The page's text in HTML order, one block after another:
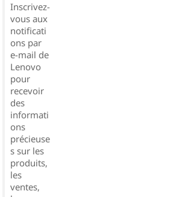
Inscrivez-
vous aux
notificati
ons par
e-mail de
Lenovo
pour
recevoir
des
informati
ons
précieuse
s sur les
produits,
les
ventes,